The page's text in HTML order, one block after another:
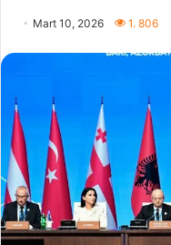
Mart 10, 2026 1. 806